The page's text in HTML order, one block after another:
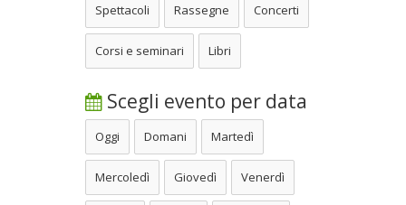
Spettacoli Rassegne Concerti
Corsi e seminari Libri
Scegli evento per data
Oggi Domani Martedì
Mercoledì Giovedì Venerdì